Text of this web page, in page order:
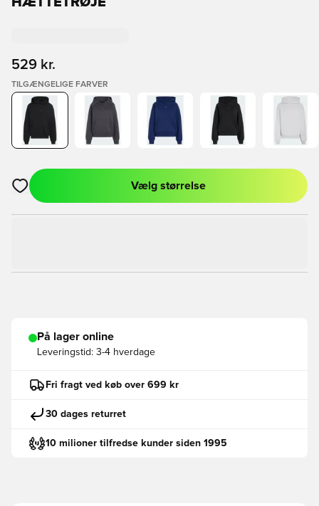
529 kr.
TILGÆNGELIGE FARVER
Åbner en Modal til at logge ind eller tilmelde dig som medlem
Vælg størrelse
På lager online
Leveringstid: 3-4 hverdage
Fri fragt ved køb over 699 kr
30 dages returret
10 milioner tilfredse kunder siden 1995